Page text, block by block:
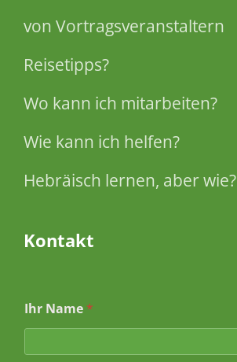
von Vortragsveranstaltern
Reisetipps?
Wo kann ich mitarbeiten?
Wie kann ich helfen?
Hebräisch lernen, aber wie?
Kontakt
a
m
N
Ihr Name *